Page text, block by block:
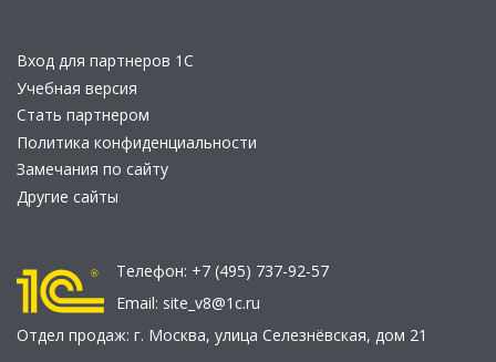
Вход для партнеров 1С
Учебная версия
Стать партнером
Политика конфиденциальности
Замечания по сайту
Другие сайты
Телефон: +7 (495) 737-92-57
Email: site_v8@1c.ru
Отдел продаж: г. Москва, улица Селезнёвская, дом 21